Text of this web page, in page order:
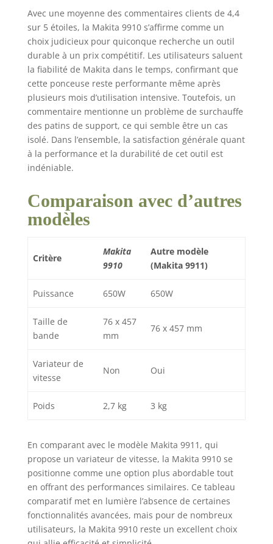
Avec une moyenne des commentaires clients de 4,4
sur 5 étoiles, la Makita 9910 s’affirme comme un
choix judicieux pour quiconque recherche un outil
durable à un prix compétitif. Les utilisateurs saluent
la fiabilité de Makita dans le temps, confirmant que
cette ponceuse reste performante même après
plusieurs mois d’utilisation intensive. Toutefois, un
commentaire mentionne un problème de surchauffe
des patins de support, ce qui semble être un cas
isolé. Dans l’ensemble, la satisfaction générale quant
à la performance et la durabilité de cet outil est
indéniable.
Comparaison avec d’autres
modèles
Critère
Makita
9910
Autre modèle
(Makita 9911)
Puissance 650W 650W
Taille de
bande
76 x 457
mm
76 x 457 mm
Variateur de
vitesse
Non Oui
Poids 2,7 kg 3 kg
En comparant avec le modèle Makita 9911, qui
propose un variateur de vitesse, la Makita 9910 se
positionne comme une option plus abordable tout
en offrant des performances similaires. Ce tableau
comparatif met en lumière l’absence de certaines
fonctionnalités avancées, mais pour de nombreux
utilisateurs, la Makita 9910 reste un excellent choix